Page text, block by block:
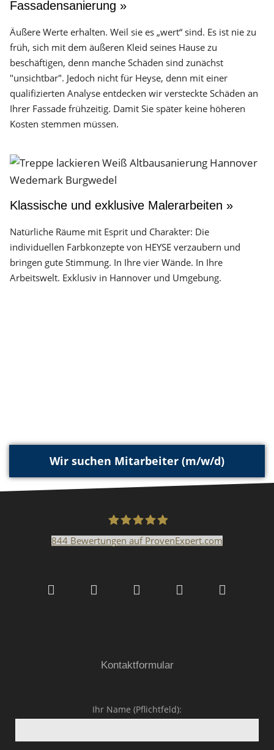
Fassadensanierung »
Äußere Werte erhalten. Weil sie es „wert“ sind. Es ist nie zu
früh, sich mit dem äußeren Kleid seines Hause zu
beschäftigen, denn manche Schäden sind zunächst
"unsichtbar". Jedoch nicht für Heyse, denn mit einer
qualifizierten Analyse entdecken wir versteckte Schäden an
Ihrer Fassade frühzeitig. Damit Sie später keine höheren
Kosten stemmen müssen.
Klassische und exklusive Malerarbeiten »
Natürliche Räume mit Esprit und Charakter: Die
individuellen Farbkonzepte von HEYSE verzaubern und
bringen gute Stimmung. In Ihre vier Wände. In Ihre
Arbeitswelt. Exklusiv in Hannover und Umgebung.
Wir suchen Mitarbeiter (m/w/d)
GmbH & Co.KG
844 Bewertungen auf ProvenExpert.com
Kontaktformular
Ihr Name (Pflichtfeld):